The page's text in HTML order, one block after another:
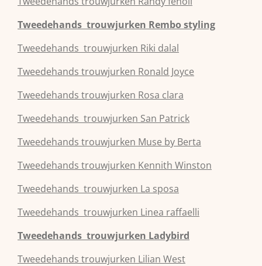
Tweedehands trouwjurken Rembo styling
Tweedehands trouwjurken Riki dalal
Tweedehands trouwjurken Ronald Joyce
Tweedehands trouwjurken Rosa clara
Tweedehands trouwjurken San Patrick
Tweedehands trouwjurken Muse by Berta
Tweedehands trouwjurken Kennith Winston
Tweedehands trouwjurken La sposa
Tweedehands trouwjurken Linea raffaelli
Tweedehands trouwjurken Ladybird
Tweedehands trouwjurken Lilian West